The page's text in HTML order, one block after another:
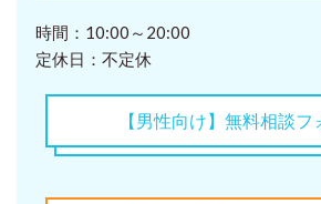
時間：10:00～20:00
定休日：不定休
【男性向け】無料相談フ